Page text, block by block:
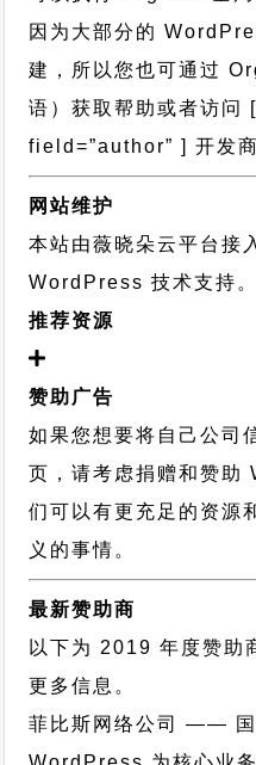
因为大部分的
建，所以您也可通过
语）获取帮助或者访
field=”author” ] 开发商
网站维护
本站由薇晓朵云平台接
WordPress 技术支持 。
推荐资源
赞助广告
如果您想要将自己公司
页，请考虑捐赠和赞
们可以有更充足的资源
义的事情。
最新赞助商
以下为 2019 年度赞助
更多信息。
菲比斯网络公司
—— 国